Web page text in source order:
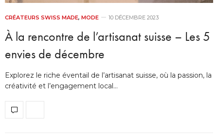
CRÉATEURS SWISS MADE, MODE 10 DÉCEMBRE 2023
À la rencontre de l’artisanat suisse – Les 5
envies de décembre
Explorez le riche éventail de l’artisanat suisse, où la passion, la
créativité et l’engagement local…